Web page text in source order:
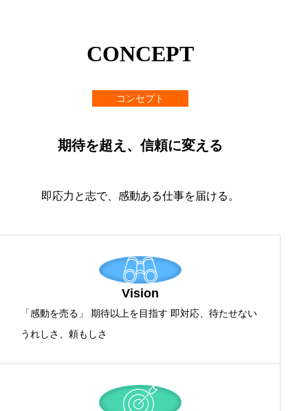
CONCEPT
コンセプト
期待を超え、信頼に変える
即応力と志で、感動ある仕事を届ける。
Vision
「感動を売る」 期待以上を目指す 即対応、待たせない
うれしさ、頼もしさ